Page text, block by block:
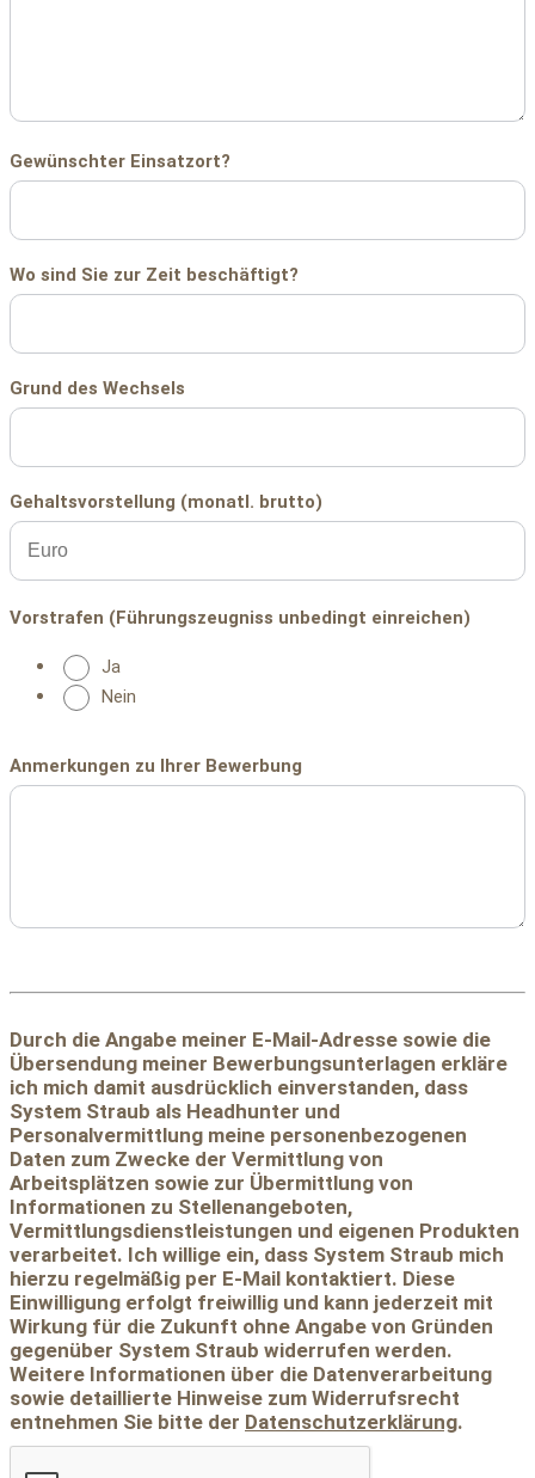
Gewünschter Einsatzort?
Wo sind Sie zur Zeit beschäftigt?
Grund des Wechsels
Gehaltsvorstellung (monatl. brutto)
Vorstrafen (Führungszeugniss unbedingt einreichen)
Ja
Nein
Anmerkungen zu Ihrer Bewerbung
Durch die Angabe meiner E-Mail-Adresse sowie die
Übersendung meiner Bewerbungsunterlagen erkläre
ich mich damit ausdrücklich einverstanden, dass
System Straub als Headhunter und
Personalvermittlung meine personenbezogenen
Daten zum Zwecke der Vermittlung von
Arbeitsplätzen sowie zur Übermittlung von
Informationen zu Stellenangeboten,
Vermittlungsdienstleistungen und eigenen Produkten
verarbeitet. Ich willige ein, dass System Straub mich
hierzu regelmäßig per E-Mail kontaktiert. Diese
Einwilligung erfolgt freiwillig und kann jederzeit mit
Wirkung für die Zukunft ohne Angabe von Gründen
gegenüber System Straub widerrufen werden.
Weitere Informationen über die Datenverarbeitung
sowie detaillierte Hinweise zum Widerrufsrecht
entnehmen Sie bitte der Datenschutzerklärung.